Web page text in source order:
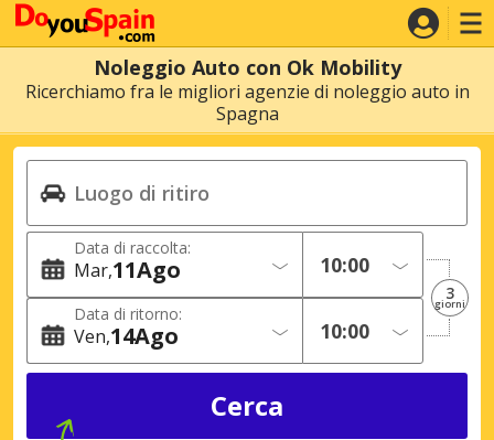
Noleggio Auto con Ok Mobility
Ricerchiamo fra le migliori agenzie di noleggio auto in
Spagna
Data di raccolta:
Mar 11Ago
Data di ritorno:
Ven 14Ago
3
giorni